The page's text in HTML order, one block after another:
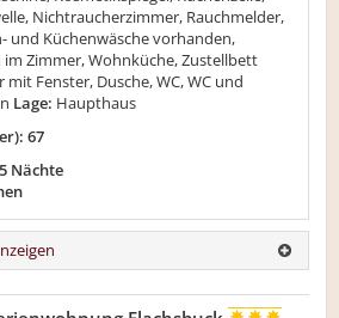
Nichtraucherzimmer, Rauchmelder,
und Küchenwäsche vorhanden,
im Zimmer, Wohnküche, Zustellbett
mit Fenster, Dusche, WC, WC und
Lage: Haupthaus
67
Nächte